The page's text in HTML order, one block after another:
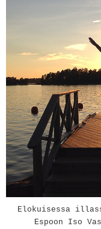
Elokuisessa
Espoon Iso